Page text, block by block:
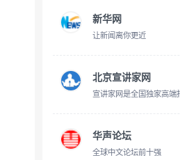
新华网
让新闻离你更近
北京宣讲家网
华声论坛
全球中文论坛前十强